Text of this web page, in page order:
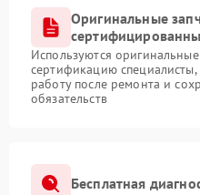
Оригинальные
Используются
сертификацию
работу после ремонта и
обязательств
Бесплатная